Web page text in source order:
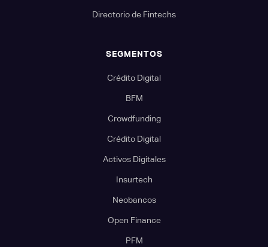
Directorio de Fintechs
SEGMENTOS
Crédito Digital
BFM
Crowdfunding
Crédito Digital
Activos Digitales
Insurtech
Neobancos
Open Finance
PFM